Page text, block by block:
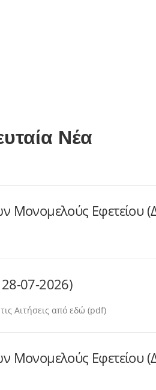
Nέα
Μονομελούς Εφετείου
07-2026)
Αιτήσεις από εδώ (pdf)
Μονομελούς Εφετείου